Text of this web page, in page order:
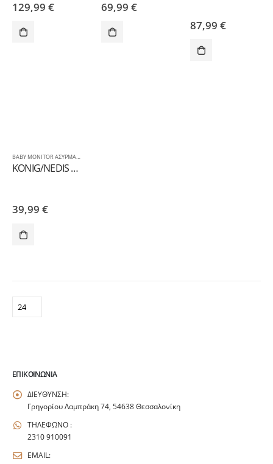
129,99 € 69,99 €
87,99 €
BABY MONITOR ΑΣΥΡΜΑΤΗ ΕΝΔΟΕΠΙΚΟΙΝΩΝΙΑ & ΕΠΙΤΗΡΗΣΗ ΜΩΡΟΥ
KONIG/NEDIS BM10 Aσύρματο baby monitor.Εύρος ασύρματης μετάδοσης έως 300m
39,99 €
ΕΠΙΚΟΙΝΩΝΊΑ
ΔΙΕΥΘΥΝΣΗ:
Γρηγορίου Λαμπράκη 74, 54638 Θεσσαλονίκη
ΤΗΛΕΦΩΝΟ :
2310 910091
EMAIL: